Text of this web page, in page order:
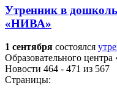
Утренник в
«НИВА»
1 сентября состоялся
Образовательного
Новости 464 - 471 из 567
Страницы: